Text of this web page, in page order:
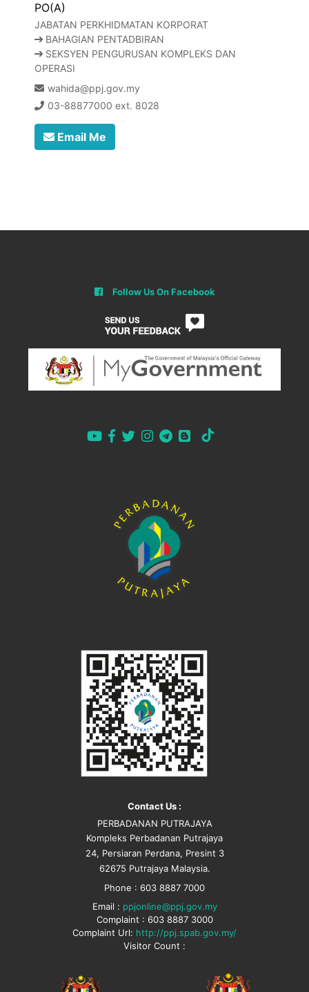
PO(A)
JABATAN PERKHIDMATAN KORPORAT
BAHAGIAN PENTADBIRAN
SEKSYEN PENGURUSAN KOMPLEKS DAN
OPERASI
wahida@ppj.gov.my
03-88877000 ext. 8028
Email Me
Follow Us On Facebook
Contact Us :
PERBADANAN PUTRAJAYA
Kompleks Perbadanan Putrajaya
24, Persiaran Perdana, Presint 3
62675 Putrajaya Malaysia.
Phone : 603 8887 7000
Email : ppjonline@ppj.gov.my
Complaint : 603 8887 3000
Complaint Url: http://ppj.spab.gov.my/
Visitor Count :